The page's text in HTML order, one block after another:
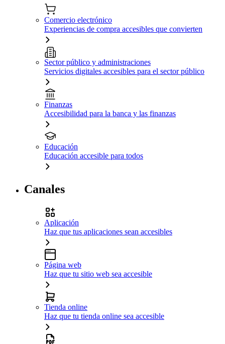
Comercio electrónico
Experiencias de compra accesibles que convierten
Sector público y administraciones
Servicios digitales accesibles para el sector público
Finanzas
Accesibilidad para la banca y las finanzas
Educación
Educación accesible para todos
Canales
Aplicación
Haz que tus aplicaciones sean accesibles
Página web
Haz que tu sitio web sea accesible
Tienda online
Haz que tu tienda online sea accesible